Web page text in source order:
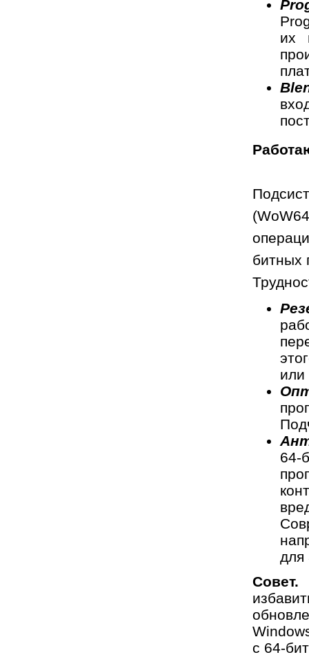
их
битных
64-
для
Совет.
с 64-